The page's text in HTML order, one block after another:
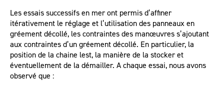
Les essais successifs en mer ont permis d’affiner
itérativement le réglage et l’utilisation des panneaux en
gréement décollé, les contraintes des manœuvres s’ajoutant
aux contraintes d’un gréement décollé. En particulier, la
position de la chaine lest, la manière de la stocker et
éventuellement de la démailler. A chaque essai, nous avons
observé que :